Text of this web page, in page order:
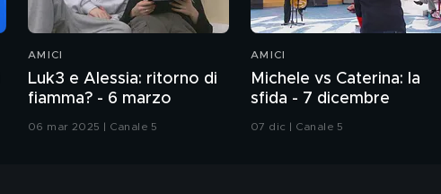
AMICI
Luk3 e Alessia: ritorno di
fiamma? - 6 marzo
06 mar 2025 | Canale 5
AMICI
Michele vs Caterina: la
sfida - 7 dicembre
07 dic | Canale 5